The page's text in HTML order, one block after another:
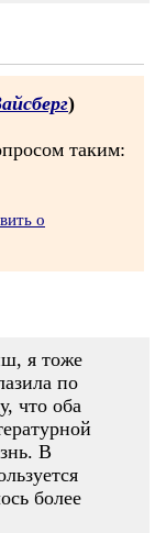
)
таким:
о
я тоже
по
что оба
В
более